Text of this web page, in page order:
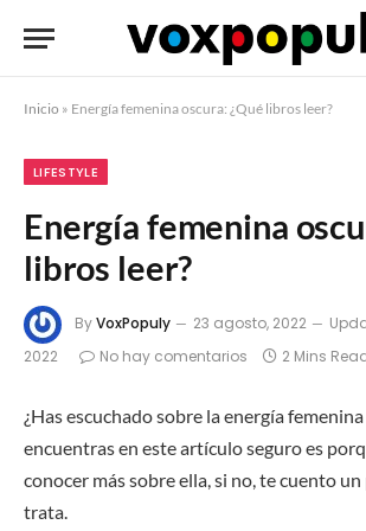
Inicio » Energía femenina oscura: ¿Qué libros leer?
LIFESTYLE
Energía femenina
libros leer?
ByVoxPopuly 23 agosto, 2022
2022
No hay comentarios 2 Mins
¿Has escuchado sobre la energía
encuentras en este artículo seguro es
conocer más sobre ella, si no, te cuento
trata.